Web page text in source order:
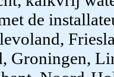
de
Groningen,